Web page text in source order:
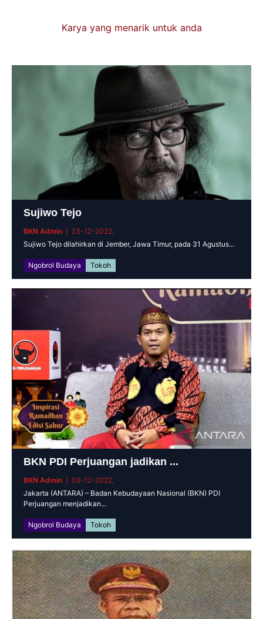
Karya yang menarik untuk anda
Sujiwo Tejo
BKN Admin | 23-12-2022,
Sujiwo Tejo dilahirkan di Jember, Jawa Timur, pada 31 Agustus...
Ngobrol Budaya Tokoh
BKN PDI Perjuangan jadikan ...
BKN Admin | 09-12-2022,
Jakarta (ANTARA) – Badan Kebudayaan Nasional (BKN) PDI
Perjuangan menjadikan...
Ngobrol Budaya Tokoh